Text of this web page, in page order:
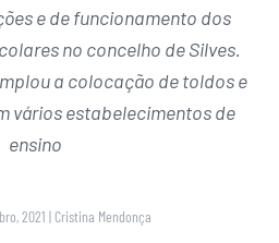
e de funcionamento dos
no concelho de Silves.
a colocação de toldos e
vários estabelecimentos de
ensino
2021 | Cristina Mendonça